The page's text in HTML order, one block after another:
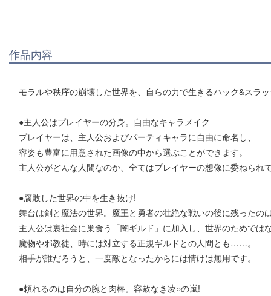
作品内容
モラルや秩序の崩壊した世界を、自らの力で生きるハック&スラ
●主人公はプレイヤーの分身。自由なキャラメイク
プレイヤーは、主人公およびパーティキャラに自由に命名し、
容姿も豊富に用意された画像の中から選ぶことができます。
主人公がどんな人間なのか、全てはプレイヤーの想像に委ねられ
●腐敗した世界の中を生き抜け!
舞台は剣と魔法の世界。魔王と勇者の壮絶な戦いの後に残ったの
主人公は裏社会に巣食う「闇ギルド」に加入し、世界のためでは
魔物や邪教徒、時には対立する正規ギルドとの人間とも……。
相手が誰だろうと、一度敵となったからには情けは無用です。
●頼れるのは自分の腕と肉棒。容赦なき凌○の嵐!